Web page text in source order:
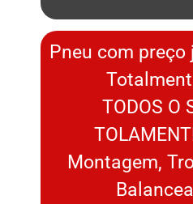
Pneu com
TODOS O
Montagem,